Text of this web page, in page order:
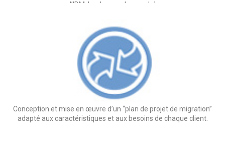
d’IBM, leaders sur le marché.
Conception et mise en œuvre d’un “plan de projet de migration”
adapté aux caractéristiques et aux besoins de chaque client.